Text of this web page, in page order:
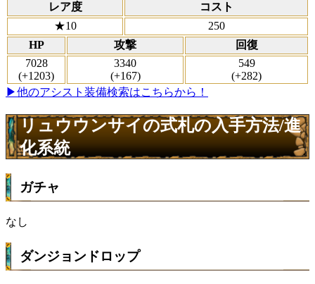
レア度
コスト
★10
250
HP
攻撃
回復
7028
(+1203)
3340
(+167)
549
(+282)
▶他のアシスト装備検索はこちらから！
リュウウンサイの式札の入手方法/進
化系統
ガチャ
なし
ダンジョンドロップ